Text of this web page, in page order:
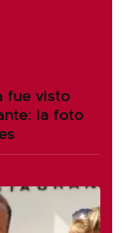
fue visto
la foto